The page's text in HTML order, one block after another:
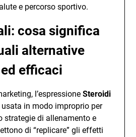
e percorso sportivo.
cosa significa
alternative
efficaci
l’espressioneSteroidi
usata in modo improprio per
strategie di allenamento e
di “replicare” gli effetti